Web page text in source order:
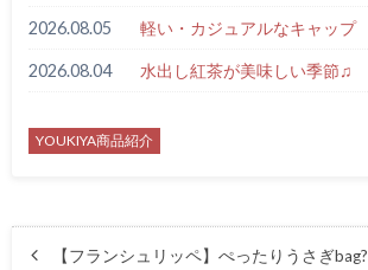
2026.08.05 軽い・カジュアルなキャップ
2026.08.04 水出し紅茶が美味しい季節♫
YOUKIYA商品紹介
【フランシュリッペ】ぺったりうさぎbag?